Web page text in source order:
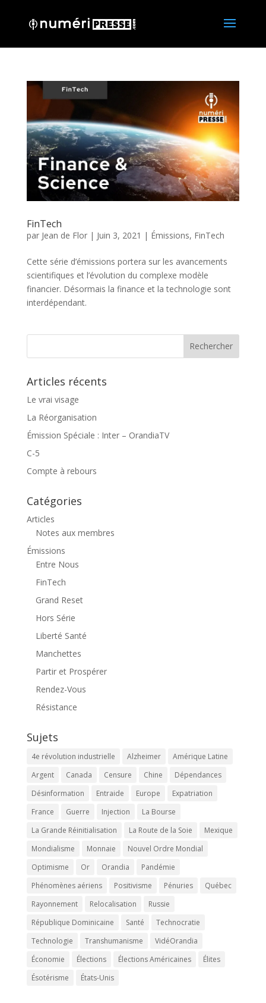
FinTech
par Jean de Flor| Juin 3, 2021 | Émissions, FinTech
Cette série d’émissions portera sur les avancements
scientifiques et l’évolution du complexe modèle
financier. Désormais la finance et la technologie sont
interdépendant.
Articles récents
Le vrai visage
La Réorganisation
Émission Spéciale : Inter – OrandiaTV
C-5
Compte à rebours
Catégories
Articles
Notes aux membres
Émissions
Entre Nous
FinTech
Grand Reset
Hors Série
Liberté Santé
Manchettes
Partir et Prospérer
Rendez-Vous
Résistance
Sujets
4e révolution industrielle Alzheimer
Amérique Latine
Argent
Canada Censure Chine
Dépendances
Désinformation
Entraide Europe
Expatriation
France
Guerre Injection
La Bourse
La Grande Réinitialisation
La Route de la Soie
Mexique
Mondialisme
Monnaie
Nouvel Ordre Mondial
Optimisme
Or Orandia
Pandémie
Phénomènes aériens
Positivisme Pénuries
Québec
Rayonnement
Relocalisation
Russie
République Dominicaine
Santé
Technocratie
Technologie
Transhumanisme
VidéOrandia
Économie
Élections Élections Américaines
Élites
Ésotérisme
États-Unis